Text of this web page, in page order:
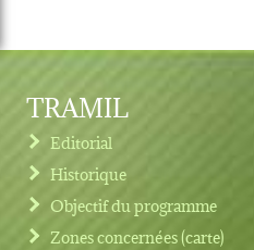
TRAMIL
Editorial
Historique
Objectif du programme
Zones concernées (carte)